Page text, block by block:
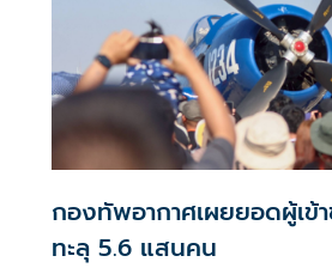
กองทัพอากาศเผยยอดผู้เข้
ทะลุ 5.6 แสนคน